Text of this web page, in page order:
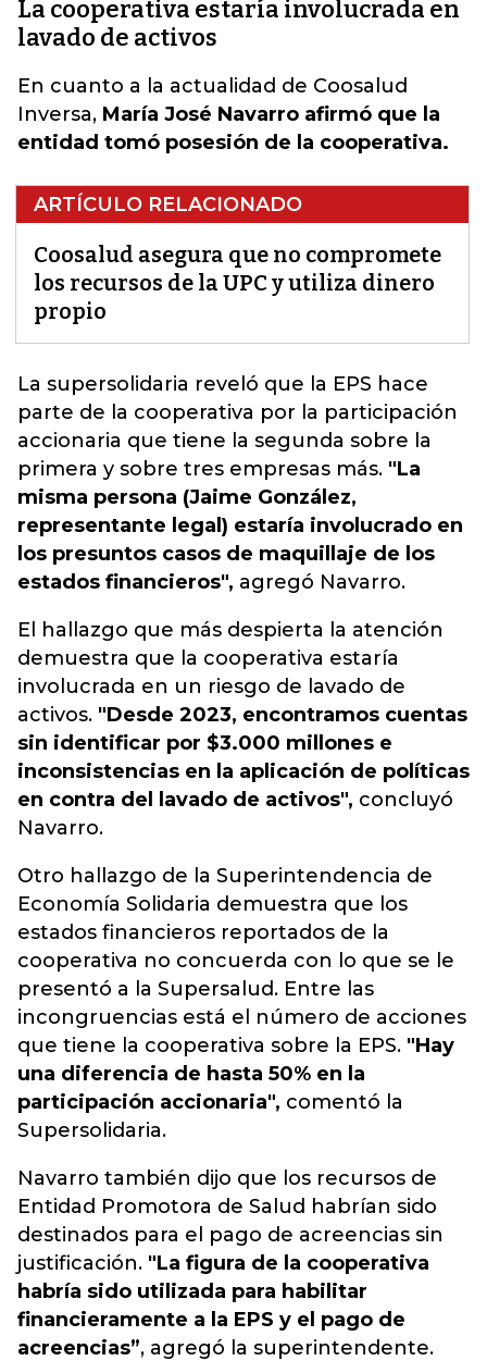
La cooperativa estaría involucrada en
lavado de activos
En cuanto a la actualidad de Coosalud
Inversa, María José Navarro afirmó que la
entidad tomó posesión de la cooperativa.
ARTÍCULO RELACIONADO
Coosalud asegura que no compromete
los recursos de la UPC y utiliza dinero
propio
La supersolidaria reveló que la EPS hace
parte de la cooperativa por la participación
accionaria que tiene la segunda sobre la
primera y sobre tres empresas más. "La
misma persona (Jaime González,
representante legal) estaría involucrado en
los presuntos casos de maquillaje de los
estados financieros", agregó Navarro.
El hallazgo que más despierta la atención
demuestra que la cooperativa estaría
involucrada en un riesgo de lavado de
activos. "Desde 2023, encontramos cuentas
sin identificar por $3.000 millones e
inconsistencias en la aplicación de políticas
en contra del lavado de activos", concluyó
Navarro.
Otro hallazgo de la Superintendencia de
Economía Solidaria demuestra que los
estados financieros reportados de la
cooperativa no concuerda con lo que se le
presentó a la Supersalud. Entre las
incongruencias está el número de acciones
que tiene la cooperativa sobre la EPS. "Hay
una diferencia de hasta 50% en la
participación accionaria", comentó la
Supersolidaria.
Navarro también dijo que los recursos de
Entidad Promotora de Salud habrían sido
destinados para el pago de acreencias sin
justificación. "La figura de la cooperativa
habría sido utilizada para habilitar
financieramente a la EPS y el pago de
acreencias”, agregó la superintendente.